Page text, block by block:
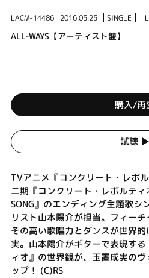
LACM-14486 2016.05.25 SINGLE
ALL-WAYS【アーティスト盤】
購入/再
試聴 ▶︎
TVアニメ『コンクリート・レボ
二期『コンクリート・レボルテ
SONG』のエンディング主題歌シ
リスト山本陽介が担当。フィーチ
その高い歌唱力とダンスが世界
実。山本陽介がギターで表現す
ィオ』の世界観が、玉置成実の
ップ！ (C)RS